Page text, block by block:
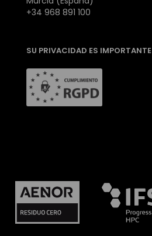
+34 968 891 100
SU PRIVACIDAD ES IMPORTANTE